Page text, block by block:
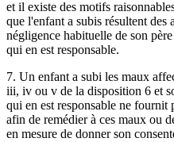
et il existe des motifs
que l'enfant a subis résultent des
négligence habituelle de son
qui en est responsable.
7. Un enfant a subi les maux
iii, iv ou v de la disposition 6 et
qui en est responsable ne fournit
afin de remédier à ces maux ou
en mesure de donner son